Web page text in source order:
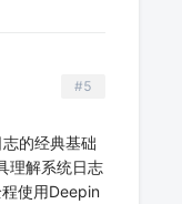
#5
的经典基础
理解系统日志
使用Deepin